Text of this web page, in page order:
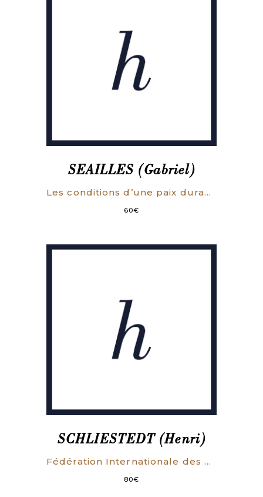
SEAILLES (Gabriel)
Les conditions d’une paix durable.
60€
SCHLIESTEDT (Henri)
Fédération Internationale des Ouvriers sur Métaux. Rapport du secrétaire et des organisations nationales 1934-1938 au XIVme Congrès international à Prague, juillet 1938 [par Henri Schliestedt, Les syndicats et le destin de l’Europe].
80€